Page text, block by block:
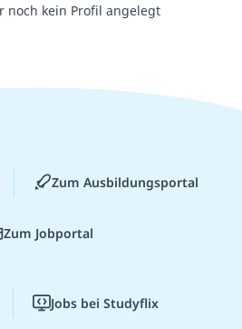
noch kein Profil angelegt
Zum Ausbildungsportal
Zum Jobportal
Jobs bei Studyflix